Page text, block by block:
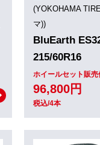
(YOKOHAMA
マ))
BluEarth
215/60R16
ホイールセット販売
96,800円
税込/4本